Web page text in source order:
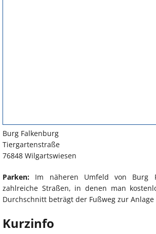
Burg Falkenburg
Tiergartenstraße
76848 Wilgartswiesen
Parken: Im näheren Umfeld von Burg
zahlreiche Straßen, in denen man
Durchschnitt beträgt der Fußweg zur Anlage
Kurzinfo